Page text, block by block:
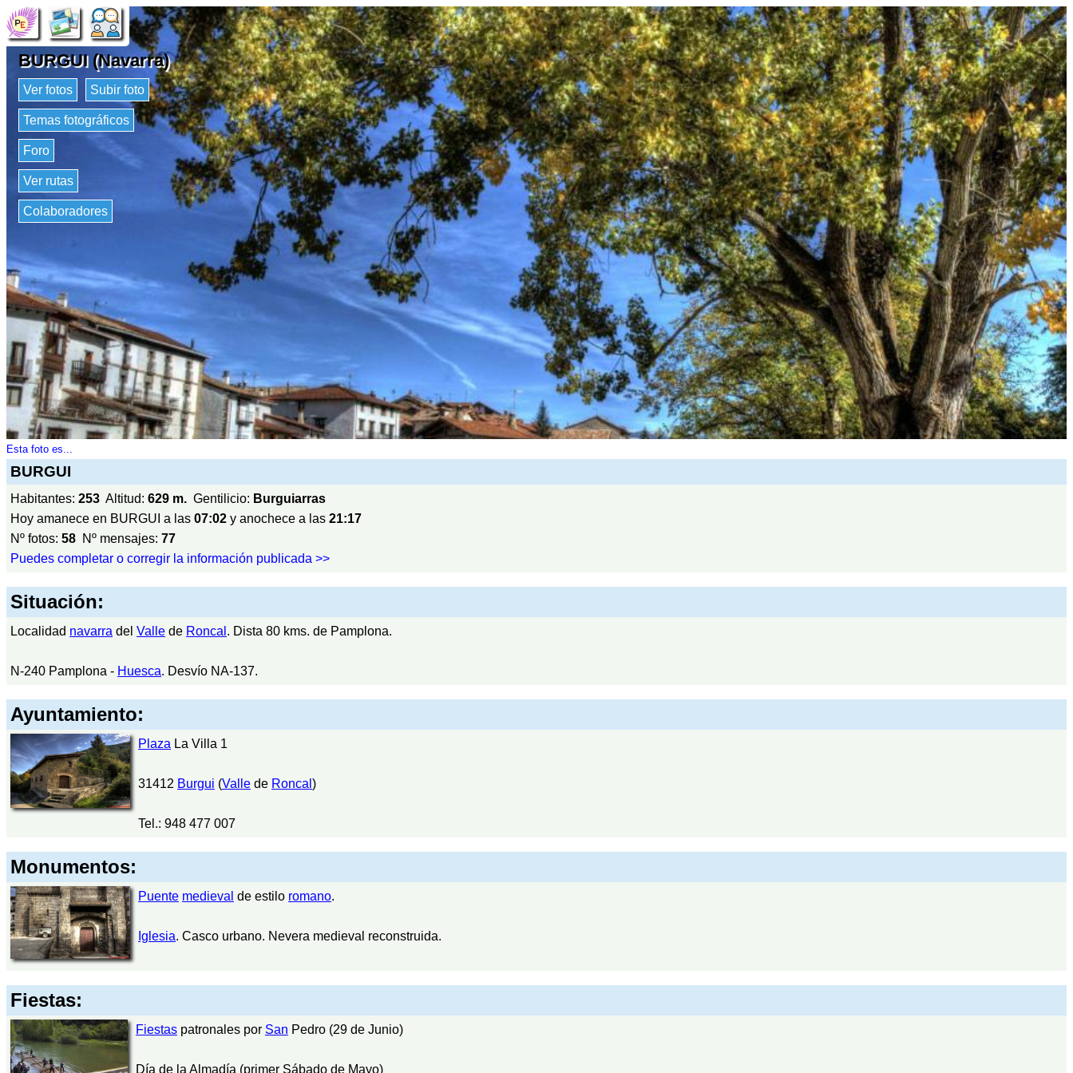
BURGUI (Navarra)
Ver fotos Subir foto
Temas fotográficos
Foro
Ver rutas
Colaboradores
Esta foto es...
BURGUI
Habitantes: 253 Altitud: 629 m. Gentilicio: Burguiarras
Hoy amanece en BURGUI a las 07:02 y anochece a las 21:17
Nº fotos: 58 Nº mensajes: 77
Puedes completar o corregir la información publicada >>
Situación:
Localidad navarra del Valle de Roncal . Dista 80 kms. de Pamplona.
N-240 Pamplona - Huesca. Desvío NA-137.
Ayuntamiento:
Plaza La Villa 1
31412 Burgui (Valle de Roncal )
Tel.: 948 477 007
Monumentos:
Puente medieval de estilo romano.
Iglesia. Casco urbano. Nevera medieval reconstruida.
Fiestas:
Fiestaspatronales por San Pedro (29 de Junio)
Día de la Almadía (primer Sábado de Mayo)